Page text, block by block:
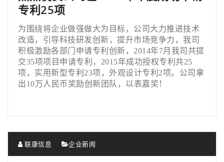
专利25项
为围绕将企业做强做大为目标，公司大力推进技术
改造，引导科技研发创新，提升市场竞争力，我司
积极激励各部门申请专利创新，2014年7月我司共提
交35项项目申请专利，2015年成功授权专利共25
项，实用新型专利23项，外观设计专利2项。公司拿
出10万人民币奖励创新团队，以表嘉奖！
联康信息 企业新闻